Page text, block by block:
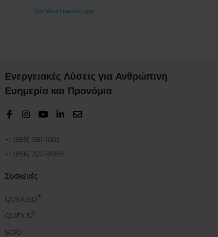
Διαβάστε Περισσότερα
Ενεργειακές Λύσεις για Ανθρώπινη
Ευημερία και Προνόμια
+1 (989) 681-1063
+1 (856) 322-8589
Συσκευές
QUEX ED®
QUEX S®
SCIO